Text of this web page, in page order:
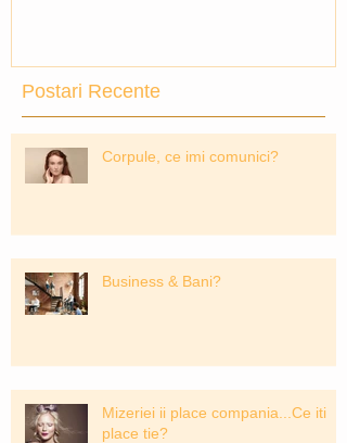
Postari Recente
Corpule, ce imi comunici?
Business & Bani?
Mizeriei ii place compania...Ce iti
place tie?